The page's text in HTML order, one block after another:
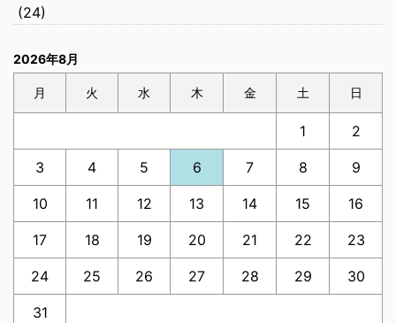
(24)
2026年8月
月 火 水 木 金 土 日
1 2
3 4 5 6 7 8 9
10 11 12 13 14 15 16
17 18 19 20 21 22 23
24 25 26 27 28 29 30
31